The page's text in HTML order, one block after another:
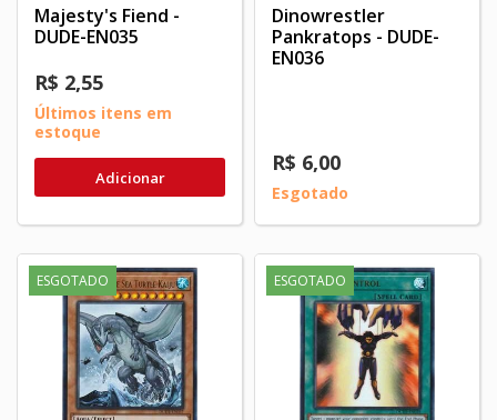
Majesty's Fiend -
DUDE-EN035
R$ 2,55
Últimos itens em
estoque
Adicionar
Dinowrestler
Pankratops - DUDE-
EN036
R$ 6,00
Esgotado
ESGOTADO ESGOTADO